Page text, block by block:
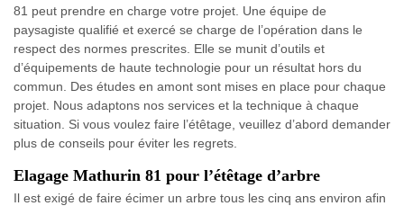
81 peut prendre en charge votre projet. Une équipe de
paysagiste qualifié et exercé se charge de l’opération dans le
respect des normes prescrites. Elle se munit d’outils et
d’équipements de haute technologie pour un résultat hors du
commun. Des études en amont sont mises en place pour chaque
projet. Nous adaptons nos services et la technique à chaque
situation. Si vous voulez faire l’étêtage, veuillez d’abord demander
plus de conseils pour éviter les regrets.
Elagage Mathurin 81 pour l’étêtage d’arbre
Il est exigé de faire écimer un arbre tous les cinq ans environ afin